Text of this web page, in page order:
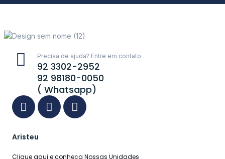
Precisa de ajuda? Entre em contato
92 3302-2952
92 98180-0050
( Whatsapp)
Aristeu
Clique aqui e conheça Nossas Unidades